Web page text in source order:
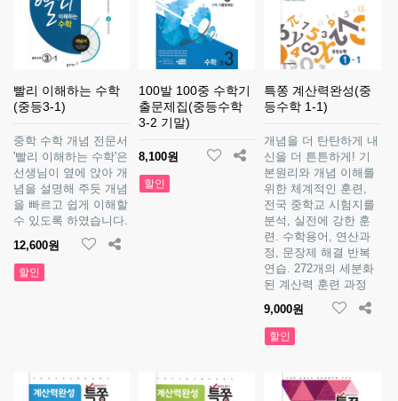
빨리 이해하는 수학
(중등3-1)
중학 수학 개념 전문서
'빨리 이해하는 수학'은
선생님이 옆에 앉아 개
념을 설명해 주듯 개념
을 빠르고 쉽게 이해할
수 있도록 하였습니다.
12,600원
할인
100발 100중 수학기
출문제집(중등수학
3-2 기말)
8,100원
할인
특쫑 계산력완성(중
등수학 1-1)
개념을 더 탄탄하게 내
신을 더 튼튼하게! 기
본원리와 개념 이해를
위한 체계적인 훈련,
전국 중학교 시험지를
분석, 실전에 강한 훈
련. 수학용어, 연산과
정, 문장제 해결 반복
연습. 272개의 세분화
된 계산력 훈련 과정
9,000원
할인